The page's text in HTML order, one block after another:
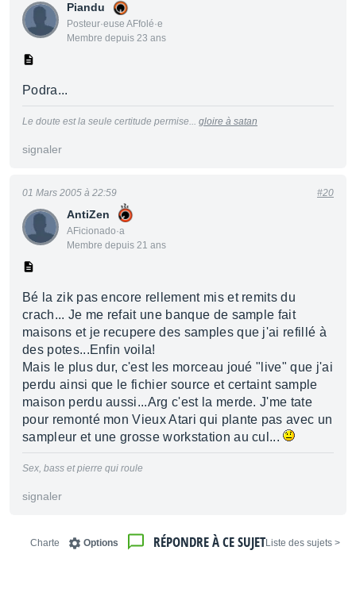
Piandu
Posteur·euse AFfolé·e
Membre depuis 23 ans
Podra...
Le doute est la seule certitude permise... gloire à satan
signaler
AntiZen
AFicionado·a
Membre depuis 21 ans
01 Mars 2005 à 22:59 #20
Bé la zik pas encore rellement mis et remits du
crach... Je me refait une banque de sample fait
maisons et je recupere des samples que j'ai refillé à
des potes...Enfin voila!
Mais le plus dur, c'est les morceau joué "live" que j'ai
perdu ainsi que le fichier source et certaint sample
maison perdu aussi...Arg c'est la merde. J'me tate
pour remonté mon Vieux Atari qui plante pas avec un
sampleur et une grosse workstation au cul...
Sex, bass et pierre qui roule
signaler
< Liste des sujets
RÉPONDRE À CE SUJET
Options
Charte